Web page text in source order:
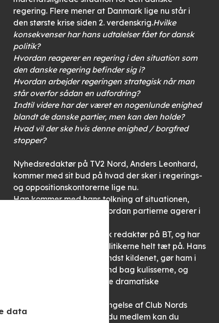
regering. Flere mener at Danmark lige nu står i
den største krise siden 2. verdenskrig.Hvilke
konsekvenser har hans udtalelser fået for dansk
politik?
Hvordan reagerer en regering i den situation som
den danske regering befinder sig i?
Hvordan arbejder regeringen strategisk når man
står overfor sådan en udfordring?
Indtil videre har der været en nogenlunde enighed
blandt de danske partier, men kan den holde?
Hvad vil der ske hvis denne enighed / borgfred
stopper?
Nyhedsredaktør på TV2 Nord, Anders Leonhard,
kommer med sit bud på hvad der sker i regerings-
og oppositionskontorerne lige nu.
Han kommer med hans tolkning af situationen,
hvad strategien er, og hvordan partierne agerer i
Anders er tidligere politisk redaktør på BT, og har
haft Christiansborg og politikerne helt tæt på. Hans
store erfaring, og ikke mindst kildenet, gør ham i
stand til at tage os med ind bag kulisserne, og
give os et unikt indblik i de dramatiske
Foredraget ligger i forlængelse af Club Nords
generalforsamling, så er du medlem kan du
data